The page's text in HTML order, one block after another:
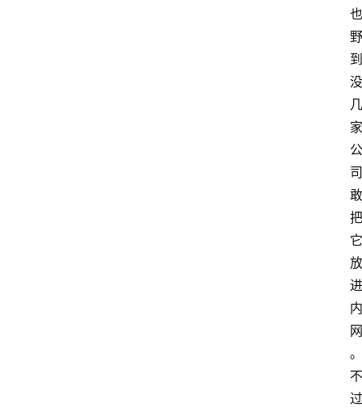
也
野
到
没
几
家
公
司
敢
把
它
放
进
内
网
。
不
过